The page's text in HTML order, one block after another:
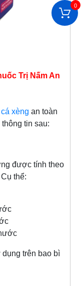
Trị Nấm An
cá xèng an toàn
tin sau:
được tính theo
thể:
trên bao bì
0